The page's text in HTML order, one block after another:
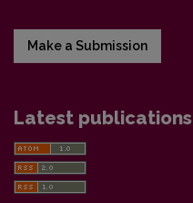
Make a Submission
Latest publications